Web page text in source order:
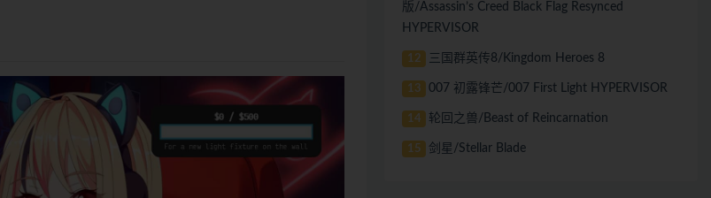
版/Assassin’s Creed Black Flag Resynced
HYPERVISOR
12 三国群英传8/Kingdom Heroes 8
13 007 初露锋芒/007 First Light HYPERVISOR
14 轮回之兽/Beast of Reincarnation
15 剑星/Stellar Blade